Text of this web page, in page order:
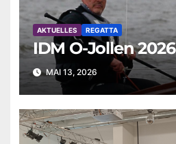
AKTUELLES REGATTA
IDM O-Jollen 2026
MAI 13, 2026